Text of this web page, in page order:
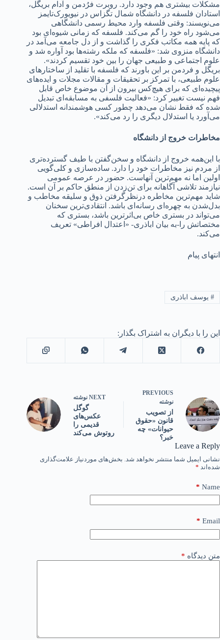
مشکلات بیشتری هم وجود دارد. روبرت فرُدمن و آدام بریگل،
استادان فلسفه در دانشگاه شمال تگزاس در نیویورک‌تایمز
می‌نویسند: وقتی فلسفه وارد محیط رسمی دانشگاهی
می‌شود راه خود را گم می‌کند. فلسفه که زمانی شیوه‌ای بود
که پایه همه مکاتب فکری را گذاشت و از دل جامعه می‌آمد در
دانشگاه منزوی شد: «فلسفه که ملکه رشته‌ها بود آواره شد و
علوم اجتماعی و طبیعی جهان را بین خود تقسیم کردند».
بریگل و فردمن بر این باورند که فلسفه با تقلید از ساختارهای
علوم طبیعی، با تمرکز بر تحقیقات و مقالات مجلات و ایده‌های
پیچیده‌ای که برای هیچ‌کس بیرون از آن موضوع خاص قابل
فهم نیست تغییر کرد: «فعالیت فلسفی به مسابقه‌ای تبدیل
شده که فقط نشان می‌دهد چطور کسی هوشمندانه استدلالی
می‌آورد یا استدلال دیگری را رد می‌کند».
مخاطرات خروج از دانشگاه
با این‌همه خروج از دانشگاه و سخن‌گفتن با طیف گسترده‌تری
از مردم نیز مخاطرات خود را دارد. ساده‌سازی و کلی‌گویی
اولین اما نه مهم‌ترین آنهاست. حضور در عرصه عمومی
نیازمند تلاشی آگاهانه برای تن‌زدن از منطق حاکم بر آن است.
شاید مهم‌ترین مخاطره درنظرگرفتن ذوق و سلیقه مخاطب و
بدل‌شدن به چهره‌ای رسانه‌ای باشد. انتقادی‌ترین سخنان
می‌تواند در بستری خاص بی‌اثرترین باشد، بستری که
مختصاتش را-به بیان اباذری- «اعتدال افراطی» تعریف
می‌کند.
انتهای پیام
#یوسف اباذری
این را با دیگران به اشتراک بگذار:
PREVIOUS
نوشته
از تصويب
قانون «حقوق
حيوانات» چه
خبر؟
NEXT نوشته
گوگل
عکس‌های
قدیمی را
روتوش می‌کند
Leave a Reply
نشانی ایمیل شما منتشر نخواهد شد. بخش‌های موردنیاز علامت‌گذاری
شده‌اند *
Name
*
Email
*
متن دیدگاه *